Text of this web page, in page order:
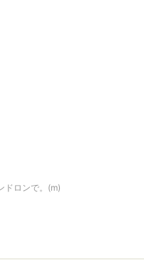
ドロンで。(m)